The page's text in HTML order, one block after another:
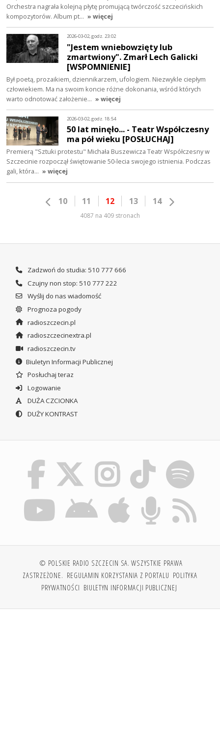
Orchestra nagrała kolejną płytę promującą twórczość szczecińskich
kompozytorów. Album pt… » więcej
2026-03-02, godz. 23:02
"Jestem wniebowzięty lub
zmartwiony". Zmarł Lech Galicki
[WSPOMNIENIE]
Był poetą, prozaikiem, dziennikarzem, ufologiem. Niezwykle ciepłym
człowiekiem. Ma na swoim koncie różne dokonania, wśród których
warto odnotować założenie… » więcej
2026-03-02, godz. 18:54
50 lat minęło... - Teatr Współczesny
ma pół wieku [POSŁUCHAJ]
Premierą "Sztuki protestu" Michała Buszewicza Teatr Współczesny w
Szczecinie rozpoczął świętowanie 50-lecia swojego istnienia. Podczas
gali, która… » więcej
10 11 12 13 14
4087 na 409 stronach
Zadzwoń do studia: 510 777 666
Czujny non stop: 510 777 222
Wyślij do nas wiadomość
Prognoza pogody
radioszczecin.pl
radioszczecinextra.pl
radioszczecin.tv
Biuletyn Informacji Publicznej
Posłuchaj teraz
Logowanie
DUŻA CZCIONKA
DUŻY KONTRAST
© POLSKIE RADIO SZCZECIN SA. WSZYSTKIE PRAWA
ZASTRZEŻONE. REGULAMIN KORZYSTANIA Z PORTALU POLITYKA
PRYWATNOŚCI BIULETYN INFORMACJI PUBLICZNEJ